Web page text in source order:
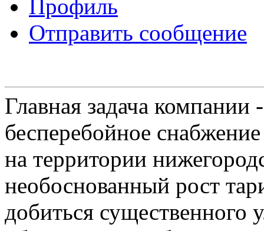
Профиль
Отправить сообщение
Главная задача
бесперебойное
на территории
необоснованный рост
добиться существенного